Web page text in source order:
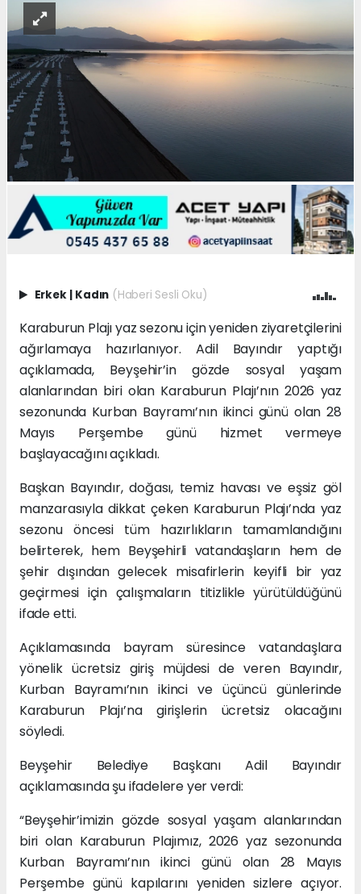
Erkek Kadın (Haberi Sesli Oku)
Karaburun Plajı yaz sezonu için yeniden ziyaretçilerini
ağırlamaya hazırlanıyor. Adil Bayındır yaptığı
açıklamada, Beyşehir’in gözde sosyal yaşam
alanlarından biri olan Karaburun Plajı’nın 2026 yaz
sezonunda Kurban Bayramı’nın ikinci günü olan 28
Mayıs Perşembe günü hizmet vermeye
başlayacağını açıkladı.
Başkan Bayındır, doğası, temiz havası ve eşsiz göl
manzarasıyla dikkat çeken Karaburun Plajı’nda yaz
sezonu öncesi tüm hazırlıkların tamamlandığını
belirterek, hem Beyşehirli vatandaşların hem de
şehir dışından gelecek misafirlerin keyifli bir yaz
geçirmesi için çalışmaların titizlikle yürütüldüğünü
ifade etti.
Açıklamasında bayram süresince vatandaşlara
yönelik ücretsiz giriş müjdesi de veren Bayındır,
Kurban Bayramı’nın ikinci ve üçüncü günlerinde
Karaburun Plajı’na girişlerin ücretsiz olacağını
söyledi.
Beyşehir Belediye Başkanı Adil Bayındır
açıklamasında şu ifadelere yer verdi:
“Beyşehir’imizin gözde sosyal yaşam alanlarından
biri olan Karaburun Plajımız, 2026 yaz sezonunda
Kurban Bayramı’nın ikinci günü olan 28 Mayıs
Perşembe günü kapılarını yeniden sizlere açıyor.